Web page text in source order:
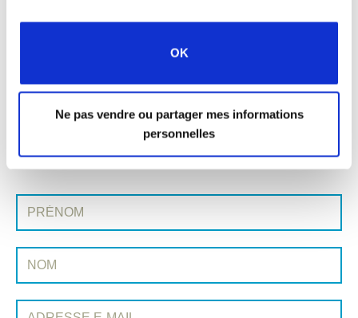
OK
Ne pas vendre ou partager mes informations
personnelles
« Publication précédente
Toutes les publications de Conexión
Publication suivante »
INSCRIVEZ-VOUS À CONEXIÓN
Prénom:
Nom:
Adresse e-mail: